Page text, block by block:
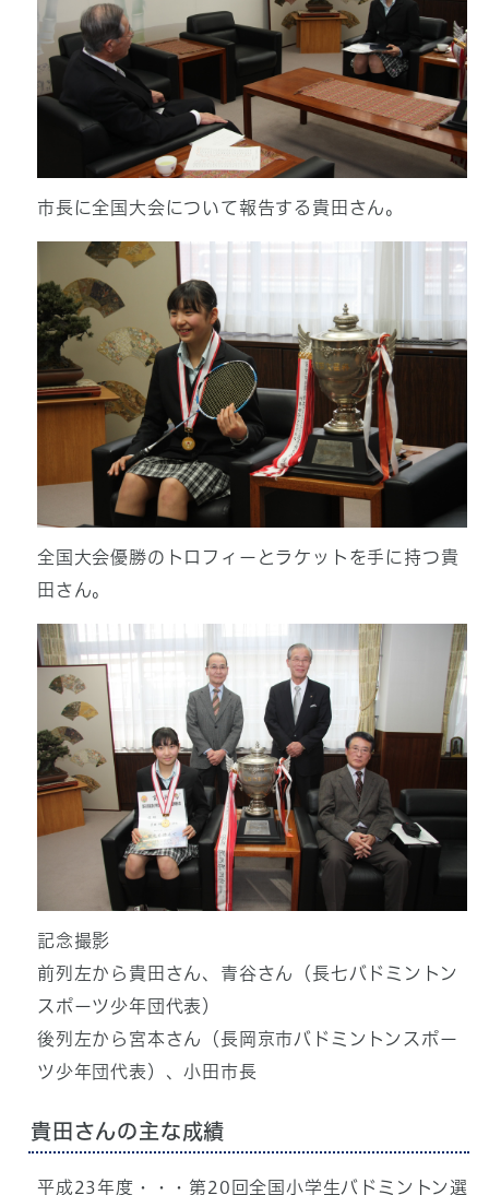
市長に全国大会について報告する貴田さん。
全国大会優勝のトロフィーとラケットを手に持つ貴
田さん。
記念撮影
前列左から貴田さん、青谷さん（長七バドミントン
スポーツ少年団代表）
後列左から宮本さん（長岡京市バドミントンスポー
ツ少年団代表）、小田市長
貴田さんの主な成績
平成23年度・・・第20回全国小学生バドミントン選